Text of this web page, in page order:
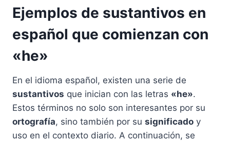
Ejemplos de sustantivos en
español que comienzan con
«he»
En el idioma español, existen una serie de
sustantivos que inician con las letras «he».
Estos términos no solo son interesantes por su
ortografía, sino también por su significado y
uso en el contexto diario. A continuación, se